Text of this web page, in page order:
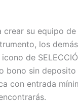
su equipo
los
de
bono sin
con entrada